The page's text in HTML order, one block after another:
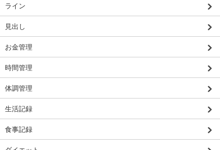
ライン
見出し
お金管理
時間管理
体調管理
生活記録
食事記録